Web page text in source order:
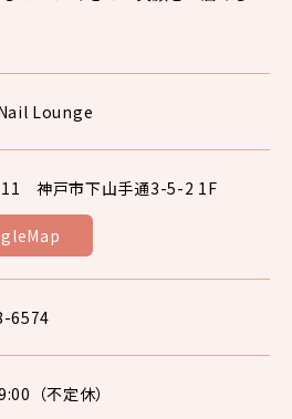
Lounge
神戸市下山手通3-5-2 1F
6574
（不定休）